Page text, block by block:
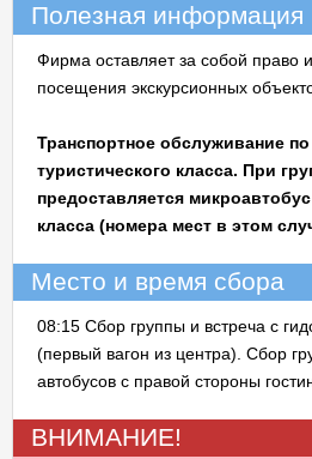
Полезная информация
Фирма оставляет за собой право
посещения экскурсионных
Транспортное обслуживание
туристического класса. При
предоставляется
класса (номера мест в этом
Место и время сбора
08:15 Сбор группы и встреча с
(первый вагон из центра). Сбор
автобусов с правой стороны
ВНИМАНИЕ!